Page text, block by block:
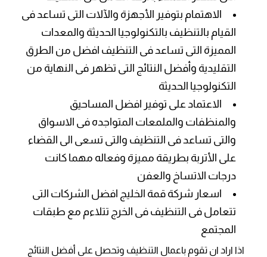
الاهتمام بتوفير الأجهزة والآلات التى تساعد فى
القيام بالتنظيف بالتكنولوجيا الحديثة والمعدات
المميزة التى تساعد فى التنظيف افضل من الطرق
التقليدية وأفضل النتائج التى تظهر فى النهاية من
التكنولوجيا الحديثة
الاعتماد على توفير افضل المساحيق
والمنظفات والملمعات المتواجده فى الاسواق
والتى تساعد فى التنظيف والتى تسعى الى القضاء
على الأتربة بطريقة مميزة وفعاله مهما كانت
درجات الاتساخ والعفن
اسعار شركة قمة الخليج افضل الشركات التى
تتعامل فى التنظيف فى الخرج تتلاءم مع طبقات
المجتمع
اذا اراد ان تقوم باعمال التنظيف وتحصل على أفضل النتائج